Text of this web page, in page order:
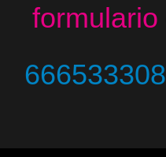
formulario
666533308